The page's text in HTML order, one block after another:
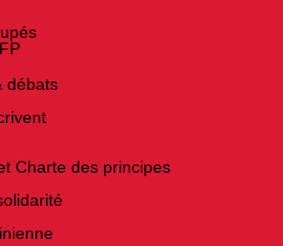
débats
Charte des principes